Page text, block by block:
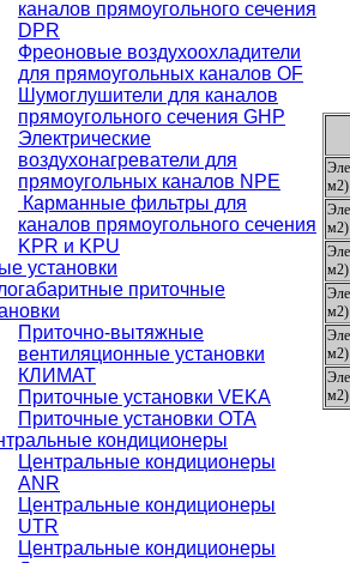
каналов прямоугольного сечения
DРR
Фреоновые воздухоохладители
для прямоугольных каналов OF
Шумоглушители для каналов
прямоугольного сечения GHР
Электрические
воздухонагреватели для
прямоугольных каналов NPE
Карманные фильтры для
каналов прямоугольного сечения
KPR и KPU
установки
приточные
Приточно-вытяжные
вентиляционные установки
КЛИМАТ
Приточные установки VEKA
Приточные установки ОТА
кондиционеры
Центральные кондиционеры
ANR
Центральные кондиционеры
UTR
Центральные кондиционеры
м2)
м2)
м2)
м2)
м2)
м2)